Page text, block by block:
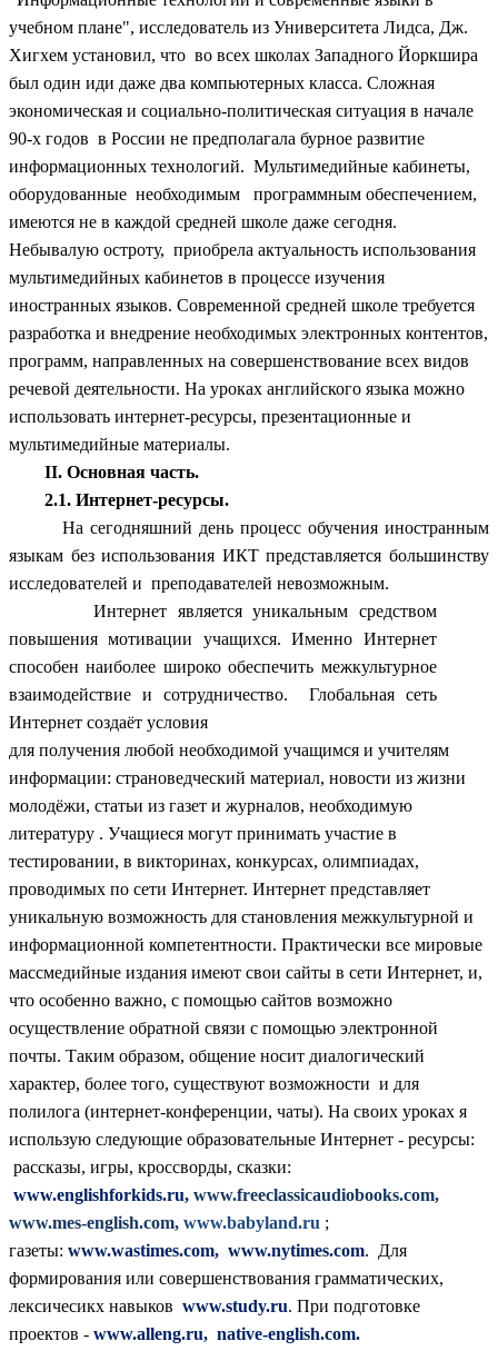
учебном плане", исследователь из Университета Лидса, Дж.
Хигхем установил, что во всех школах Западного Йоркшира
был один иди даже два компьютерных класса. Сложная
экономическая и социально-политическая ситуация в начале
90-х годов в России не предполагала бурное развитие
информационных технологий. Мультимедийные кабинеты,
оборудованные необходимым программным обеспечением,
имеются не в каждой средней школе даже сегодня.
Небывалую остроту, приобрела актуальность использования
мультимедийных кабинетов в процессе изучения
иностранных языков. Современной средней школе требуется
разработка и внедрение необходимых электронных контентов,
программ, направленных на совершенствование всех видов
речевой деятельности. На уроках английского языка можно
использовать интернет-ресурсы, презентационные и
мультимедийные материалы.
II. Основная часть.
2.1. Интернет-ресурсы.
На сегодняшний день процесс обучения иностранным
языкам без использования ИКТ представляется большинству
исследователей и преподавателей невозможным.
Интернет является уникальным средством
повышения мотивации учащихся. Именно Интернет
способен наиболее широко обеспечить межкультурное
взаимодействие и сотрудничество. Глобальная сеть
Интернет создаёт условия
для получения любой необходимой учащимся и учителям
информации: страноведческий материал, новости из жизни
молодёжи, статьи из газет и журналов, необходимую
литературу . Учащиеся могут принимать участие в
тестировании, в викторинах, конкурсах, олимпиадах,
проводимых по сети Интернет. Интернет представляет
уникальную возможность для становления межкультурной и
информационной компетентности. Практически все мировые
массмедийные издания имеют свои сайты в сети Интернет, и,
что особенно важно, с помощью сайтов возможно
осуществление обратной связи с помощью электронной
почты. Таким образом, общение носит диалогический
характер, более того, существуют возможности и для
полилога (интернет-конференции, чаты). На своих уроках я
использую следующие образовательные Интернет - ресурсы:
рассказы, игры, кроссворды, сказки:
www.englishforkids.ru, www.freeclassicaudiobooks.com,
www.mes-english.com, www.babyland.ru ;
газеты: www.wastimes.com, www.nytimes.com. Для
формирования или совершенствования грамматических,
лексичесикх навыков www.study.ru. При подготовке
проектов - www.alleng.ru, native-english.com.